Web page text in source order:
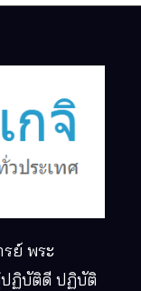
ย์ พระ
ปฏิบัติดี ปฏิบัติ